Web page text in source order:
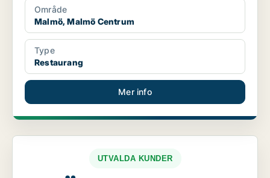
Område
Malmö, Malmö Centrum
Type
Restaurang
Mer info
UTVALDA KUNDER